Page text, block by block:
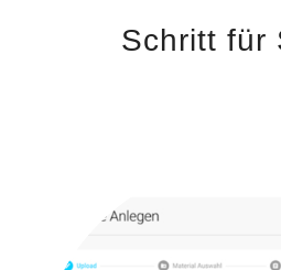
Schritt für